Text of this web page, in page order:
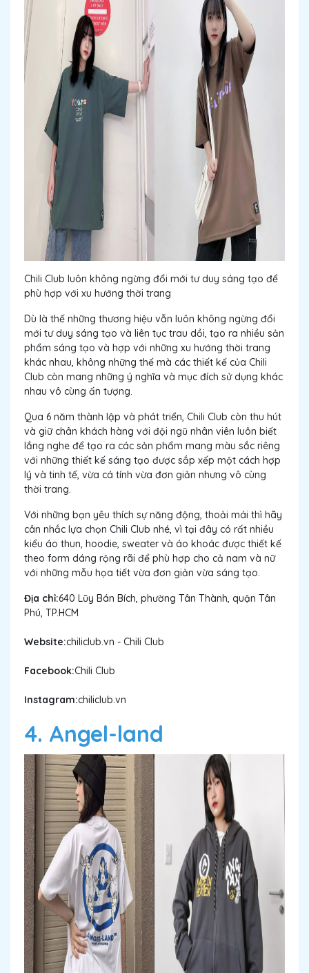
Chili Club luôn không ngừng đổi mới tư duy sáng tạo để
phù hợp với xu hướng thời trang
Dù là thế những thương hiệu vẫn luôn không ngừng đổi
mới tư duy sáng tạo và liên tục trau dồi, tạo ra nhiều sản
phẩm sáng tạo và hợp với những xu hướng thời trang
khác nhau, không những thế mà các thiết kế của Chili
Club còn mang những ý nghĩa và mục đích sử dụng khác
nhau vô cùng ấn tượng.
Qua 6 năm thành lập và phát triển, Chili Club còn thu hút
và giữ chân khách hàng với đội ngũ nhân viên luôn biết
lắng nghe để tạo ra các sản phẩm mang màu sắc riêng
với những thiết kế sáng tạo được sắp xếp một cách hợp
lý và tinh tế, vừa cá tính vừa đơn giản nhưng vô cùng
thời trang.
Với những bạn yêu thích sự năng động, thoải mái thì hãy
cân nhắc lựa chọn Chili Club nhé, vì tại đây có rất nhiều
kiểu áo thun, hoodie, sweater và áo khoác được thiết kế
theo form dáng rộng rãi để phù hợp cho cả nam và nữ
với những mẫu họa tiết vừa đơn giản vừa sáng tạo.
Địa chỉ:640 Lũy Bán Bích, phường Tân Thành, quận Tân
Phú, TP.HCM
Website:chiliclub.vn - Chili Club
Facebook:Chili Club
Instagram:chiliclub.vn
4. Angel-land